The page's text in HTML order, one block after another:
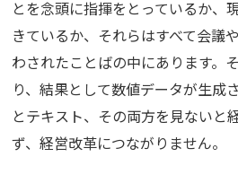
とを念頭に指揮をとっているか、
きているか、それらはすべて会議
わされたことばの中にあります。
り、結果として数値データが生成
とテキスト、その両方を見ないと
ず、経営改革につながりません。